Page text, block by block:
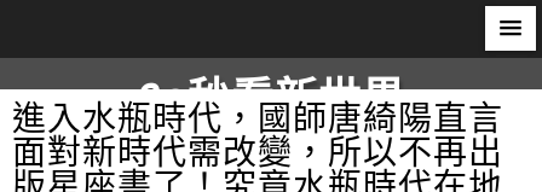
60秒看新世界
柿子文化
進入水瓶時代，國師唐綺陽直言
面對新時代需改變，所以不再出